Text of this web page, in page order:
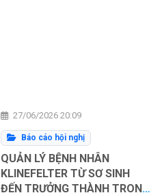
27/06/2026 20:09
Báo cáo hội nghị
QUẢN LÝ BỆNH NHÂN
KLINEFELTER TỪ SƠ SINH
ĐẾN TRƯỞNG THÀNH TRONG